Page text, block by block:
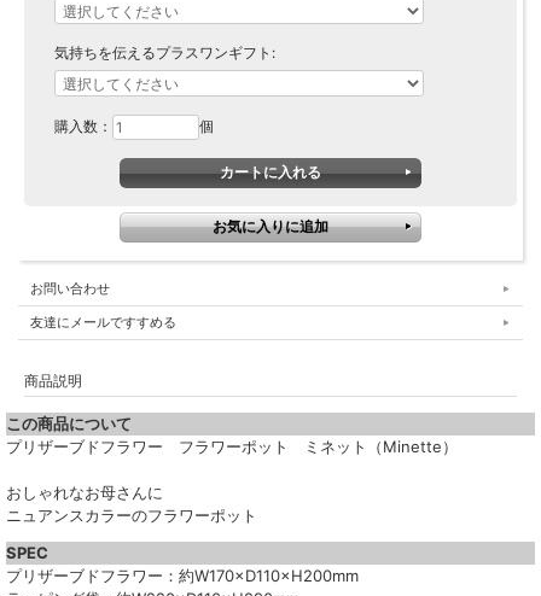
気持ちを伝えるプラスワンギフト:
購入数： 個
お問い合わせ
友達にメールですすめる
商品説明
この商品について
プリザーブドフラワー フラワーポット ミネット（Minette）
おしゃれなお母さんに
ニュアンスカラーのフラワーポット
SPEC
プリザーブドフラワー：約W170×D110×H200mm